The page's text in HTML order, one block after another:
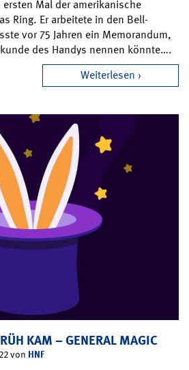
Mal der amerikanische
Ring. Er arbeitete in den Bell-
vor 75 Jahren ein Memorandum,
des Handys nennen könnte….
Weiterlesen
KAM – GENERAL MAGIC
von HNF